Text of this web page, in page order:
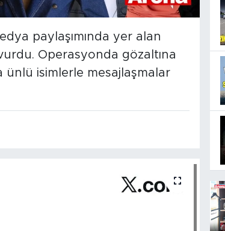
paylaşımında yer alan
Operasyonda gözaltına
ünlü isimlerle mesajlaşmalar